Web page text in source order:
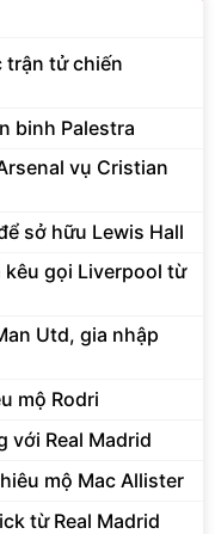
trận tử chiến
binh Palestra
vụ Cristian
sở hữu Lewis Hall
kêu gọi Liverpool từ
Utd, gia nhập
mộ Rodri
với Real Madrid
mộ Mac Allister
từ Real Madrid